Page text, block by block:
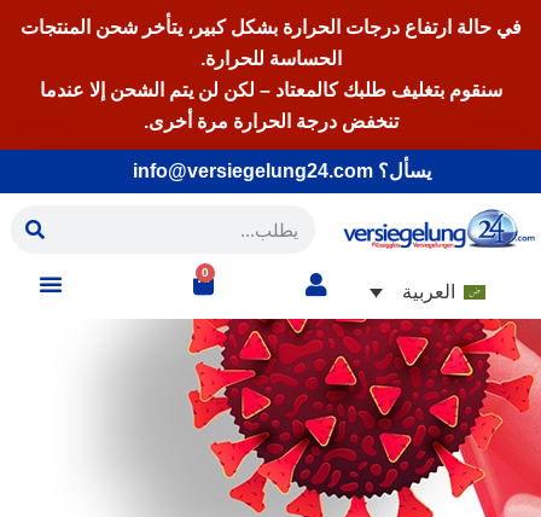
في حالة ارتفاع درجات الحرارة بشكل كبير، يتأخر شحن المنتجات
الحساسة للحرارة.
سنقوم بتغليف طلبك كالمعتاد – لكن لن يتم الشحن إلا عندما
تنخفض درجة الحرارة مرة أخرى.
يسأل؟ info@versiegelung24.com
العربية
0